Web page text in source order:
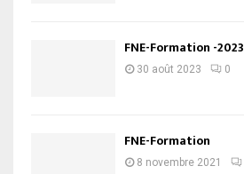
FNE-Formation -2023
30 août 2023 0
FNE-Formation
8 novembre 2021